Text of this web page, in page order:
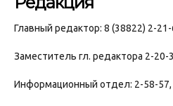
Главный редактор: 8 (38822) 2-21-
Заместитель гл. редактора 2-20-
Информационный отдел: 2-58-57,